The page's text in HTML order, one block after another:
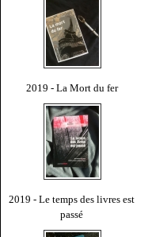
2019 - La Mort du fer
2019 - Le temps des livres est
passé